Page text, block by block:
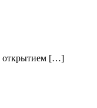
открытием […]